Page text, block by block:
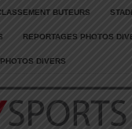
BUTEURS
REPORTAGES PHOTOS
DIVERS